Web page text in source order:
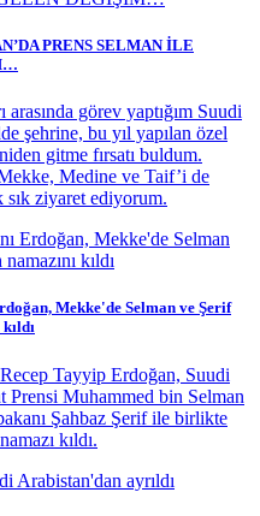
PRENS SELMAN İLE
arasında görev yaptığım Suudi
şehrine, bu yıl yapılan özel
gitme fırsatı buldum.
Medine ve Taif’i de
sık ziyaret ediyorum.
Mekke'de Selman ve Şerif
Tayyip Erdoğan, Suudi
Prensi Muhammed bin Selman
Şahbaz Şerif ile birlikte
kıldı.